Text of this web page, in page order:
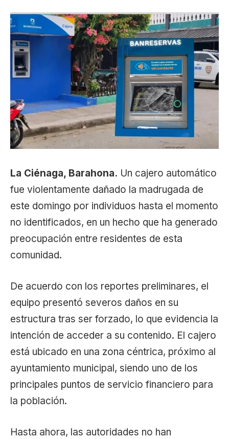
La Ciénaga, Barahona. Un cajero automático
fue violentamente dañado la madrugada de
este domingo por individuos hasta el momento
no identificados, en un hecho que ha generado
preocupación entre residentes de esta
comunidad.
De acuerdo con los reportes preliminares, el
equipo presentó severos daños en su
estructura tras ser forzado, lo que evidencia la
intención de acceder a su contenido. El cajero
está ubicado en una zona céntrica, próximo al
ayuntamiento municipal, siendo uno de los
principales puntos de servicio financiero para
la población.
Hasta ahora, las autoridades no han